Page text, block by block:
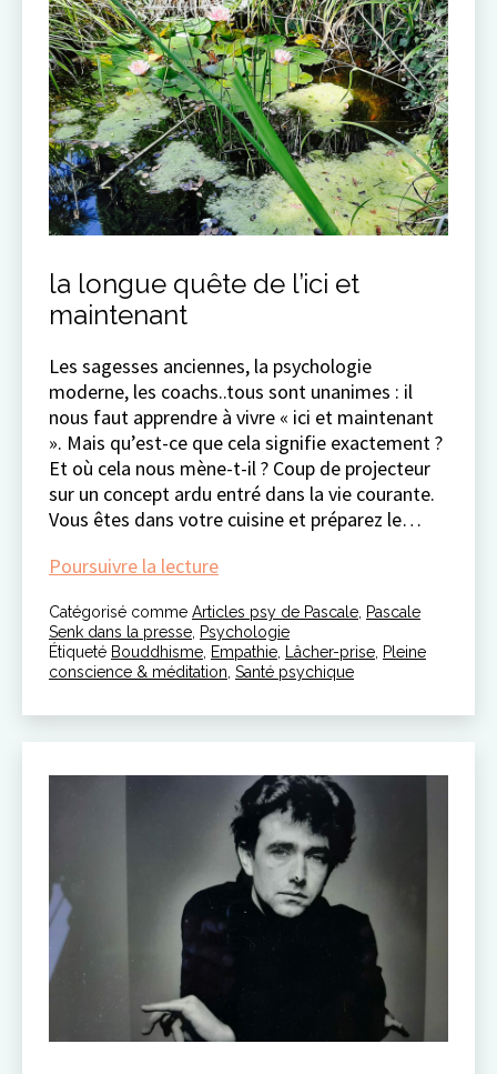
la longue quête de l’ici et
maintenant
Les sagesses anciennes, la psychologie
moderne, les coachs..tous sont unanimes : il
nous faut apprendre à vivre « ici et maintenant
». Mais qu’est-ce que cela signifie exactement ?
Et où cela nous mène-t-il ? Coup de projecteur
sur un concept ardu entré dans la vie courante.
Vous êtes dans votre cuisine et préparez le…
Poursuivre la lecturela
quête
de
l’ici
maintenant
Catégorisé comme Articles psy de Pascale, Pascale
Senk dans la presse, Psychologie
Étiqueté Bouddhisme, Empathie, Lâcher-prise, Pleine
conscience & méditation, Santé psychique